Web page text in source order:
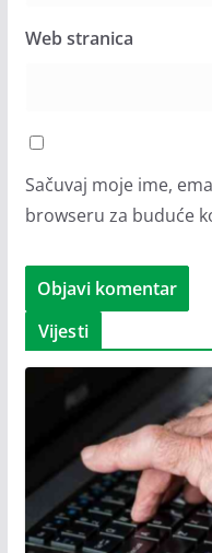
Web stranica
Sačuvaj moje ime,
browseru za buduće
Vijesti